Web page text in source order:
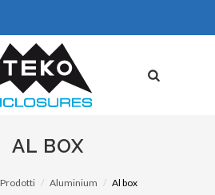
AL BOX
Prodotti Aluminium Al box